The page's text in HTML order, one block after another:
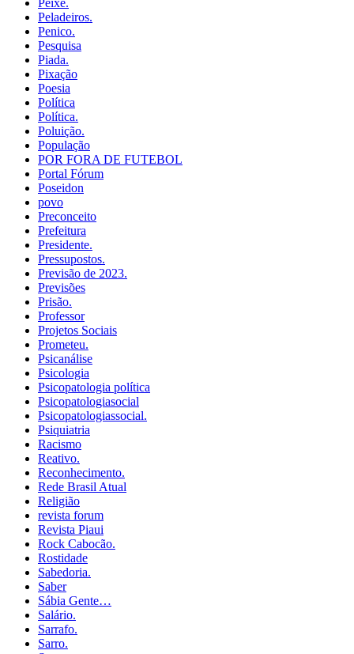
Peixe.
Peladeiros.
Penico.
Pesquisa
Piada.
Pixação
Poesia
Política
Política.
Poluição.
População
POR FORA DE FUTEBOL
Portal Fórum
Poseidon
povo
Preconceito
Prefeitura
Presidente.
Pressupostos.
Previsão de 2023.
Previsões
Prisão.
Professor
Projetos Sociais
Prometeu.
Psicanálise
Psicologia
Psicopatologia política
Psicopatologiasocial
Psicopatologiassocial.
Psiquiatria
Racismo
Reativo.
Reconhecimento.
Rede Brasil Atual
Religião
revista forum
Revista Piaui
Rock Cabocão.
Rostidade
Sabedoria.
Saber
Sábia Gente…
Salário.
Sarrafo.
Sarro.